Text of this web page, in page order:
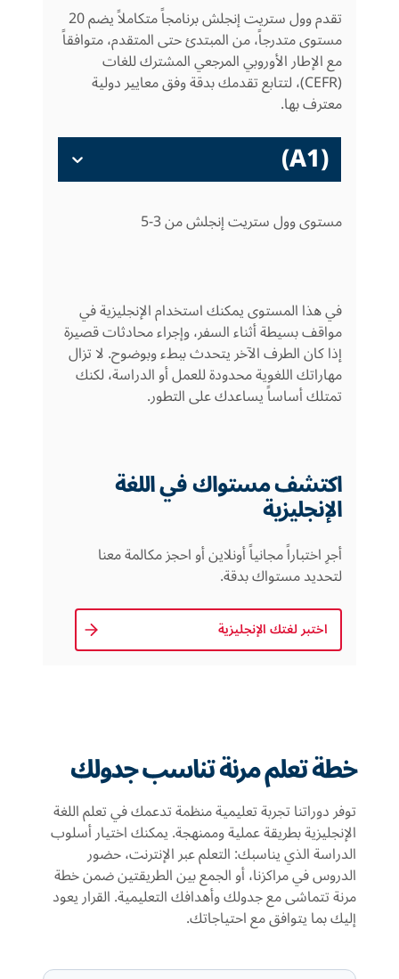
تقدم وول ستريت إنجلش برنامجاً متكاملاً يضم 20
مستوى متدرجاً، من المبتدئ حتى المتقدم، متوافقاً
مع الإطار الأوروبي المرجعي المشترك للغات
(CEFR)، لتتابع تقدمك بدقة وفق معايير دولية
معترف بها.
(A1)
مستوى وول ستريت إنجلش من 3-5
في هذا المستوى يمكنك استخدام الإنجليزية في
مواقف بسيطة أثناء السفر، وإجراء محادثات قصيرة
إذا كان الطرف الآخر يتحدث ببطء وبوضوح. لا تزال
مهاراتك اللغوية محدودة للعمل أو الدراسة، لكنك
تمتلك أساساً يساعدك على التطور.
اكتشف مستواك في اللغة
الإنجليزية
أجرِ اختباراً مجانياً أونلاين أو احجز مكالمة معنا
لتحديد مستواك بدقة.
اختبر لغتك الإنجليزية
خطة تعلم مرنة تناسب جدولك
توفر دوراتنا تجربة تعليمية منظمة تدعمك في تعلم اللغة
الإنجليزية بطريقة عملية وممنهجة. يمكنك اختيار أسلوب
الدراسة الذي يناسبك: التعلم عبر الإنترنت، حضور
الدروس في مراكزنا، أو الجمع بين الطريقتين ضمن خطة
مرنة تتماشى مع جدولك وأهدافك التعليمية. القرار يعود
إليك بما يتوافق مع احتياجاتك.